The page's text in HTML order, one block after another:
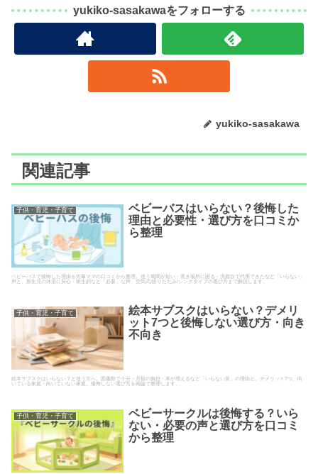
yukiko-sasakawaをフォローする
yukiko-sasakawa
関連記事
子供・育児・子育て
ベビーバスはいらない？後悔した
理由と必要性・選び方を口コミか
ら整理
ベビーバスで後悔した理由を先輩ママの口コミから整理。使う期間が短い・置き場所に困る・洗面台で代用できたなど「いらない」
声と、新生児の沐浴に安心・衛生的など「必要」な声、空気式/折りたたみ/シンクタイプの選び方まで解説します。
子供・育児・子育て
絵本サブスクはいらない？デメリ
ット7つと後悔しない選び方・向き
不向き
絵本サブスクはいらない？と迷う方へ。図書館で十分・月額の負担・本が増えるなど「いらない派」の理由と、デメリット7つ、向
いている家庭・向いていない家庭、後悔しない選び方を両論で整理します。
子供・育児・子育て
ベビーサークルは後悔する？いら
ない・必要の声と選び方を口コミ
から整理